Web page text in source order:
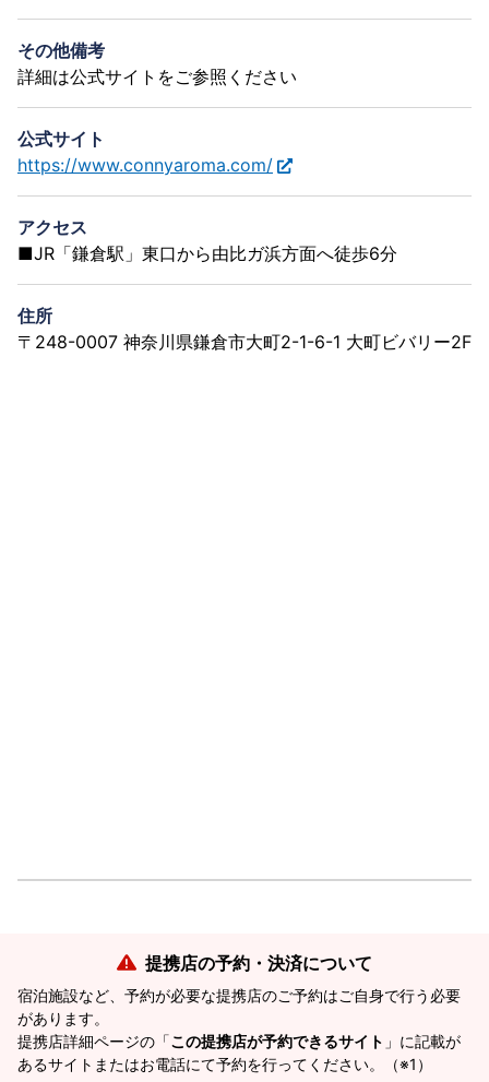
その他備考
詳細は公式サイトをご参照ください
公式サイト
https://www.connyaroma.com/
アクセス
■JR「鎌倉駅」東口から由比ガ浜方面へ徒歩6分
住所
〒248-0007 神奈川県鎌倉市大町2-1-6-1 大町ビバリー2F
提携店の予約・決済について
宿泊施設など、予約が必要な提携店のご予約はご自身で行う必要
があります。
提携店詳細ページの「この提携店が予約できるサイト 」に記載が
あるサイトまたはお電話にて予約を行ってください。（※1）